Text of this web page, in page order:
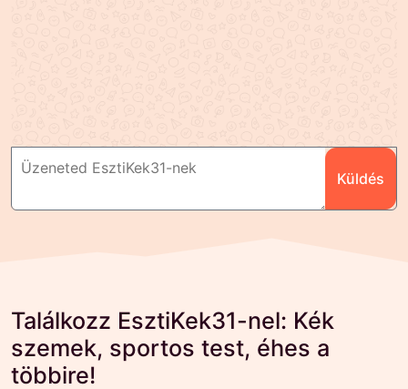
Küldés
Találkozz EsztiKek31-nel: Kék
szemek, sportos test, éhes a
többire!